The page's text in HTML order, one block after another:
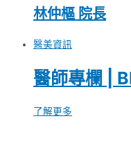
林仲樞 院長
醫美資訊
醫師專欄 |
了解更多